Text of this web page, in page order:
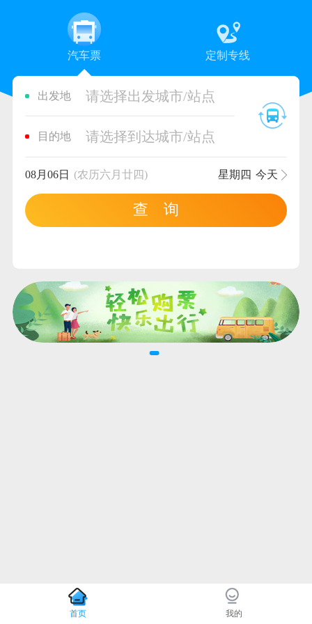
汽车票 定制专线
出发地 请选择出发城市/站点
目的地 请选择到达城市/站点
08月06日 (农历六月廿四) 星期四 今天
查 询
首页 我的